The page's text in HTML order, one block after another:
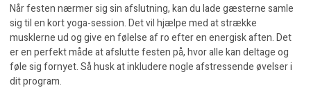
Når festen nærmer sig sin afslutning, kan du lade gæsterne samle
sig til en kort yoga-session. Det vil hjælpe med at strække
musklerne ud og give en følelse af ro efter en energisk aften. Det
er en perfekt måde at afslutte festen på, hvor alle kan deltage og
føle sig fornyet. Så husk at inkludere nogleafstressende øvelseri
dit program.